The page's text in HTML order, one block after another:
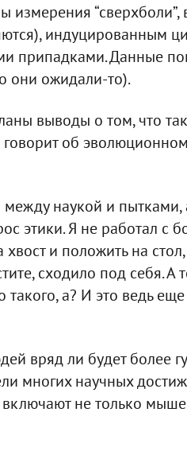
измерения
индуцированным
припадками. Данные
они ожидали-то).
выводы о том, что
об
наукой и
этики. Я не работал с
и положить на стол,
сходило под себя. А
а? И это ведь
вряд ли будет более
многих научных
не только